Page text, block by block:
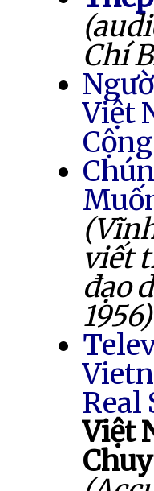
Chí
Việt
viết
đạo
1956)
Real
Việt